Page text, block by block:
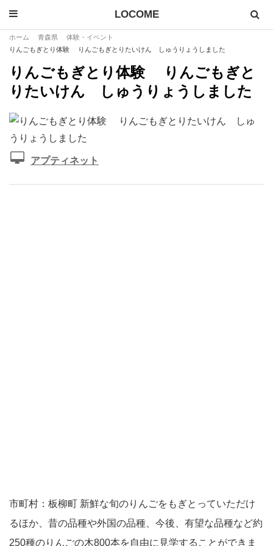
LOCOME
ホーム 青森県
体験・イベント
りんごもぎとり体験 りんごもぎとりたいけん しゅうりょうしました
りんごもぎとり体験 りんごもぎと
りたいけん しゅうりょうしました
アプティネット
市町村：板柳町 新鮮な旬のりんごをもぎとっていただけ
るほか、昔の品種や外国の品種、今後、有望な品種など約
250種のりんごの木800本を自由に見学することができま